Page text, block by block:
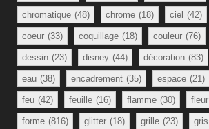
chromatique (48) chrome (18) ciel (42)
coeur (33) coquillage (18) couleur (76)
dessin (23) disney (44) décoration (83)
eau (38) encadrement (35) espace (21)
feu (42) feuille (16) flamme (30) fleur
forme (816) glitter (18) grille (23) gris